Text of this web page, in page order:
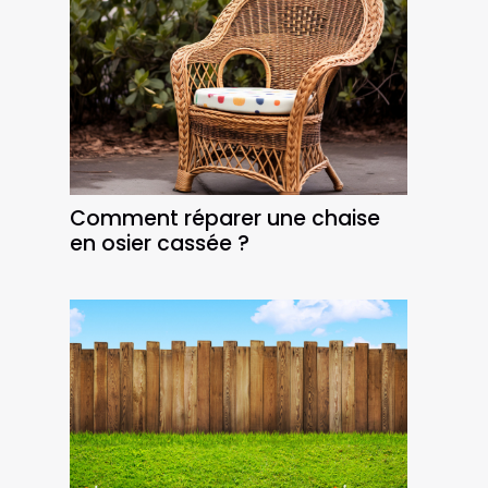
Comment réparer une chaise
en osier cassée ?